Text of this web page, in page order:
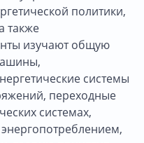
политики,
также
изучают общую
системы
переходные
системах,